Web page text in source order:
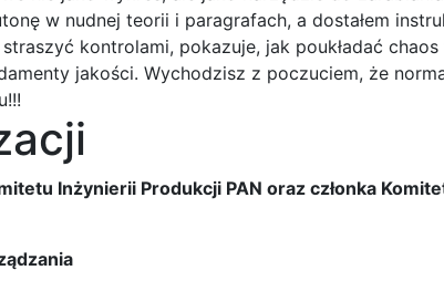
w nudnej teorii i paragrafach, a dostałem
kontrolami, pokazuje, jak poukładać
jakości. Wychodzisz z poczuciem, że
Inżynierii Produkcji PAN oraz członka